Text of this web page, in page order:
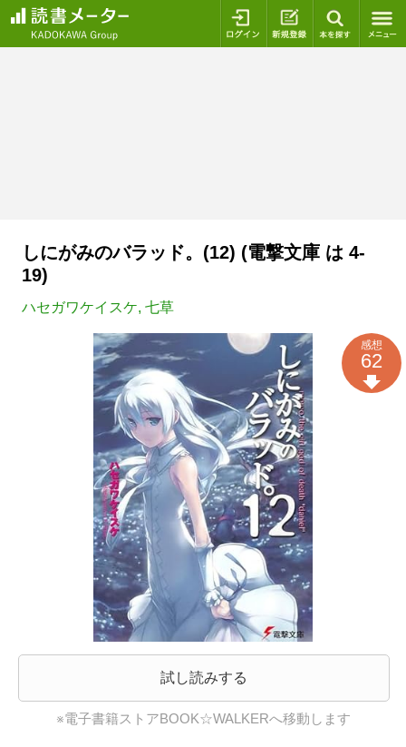
ログイン 新規登録
しにがみのバラッド。(12) (電撃文庫 は 4-
19)
ハセガワケイスケ, 七草
試し読みする
※電子書籍ストアBOOK☆WALKERへ移動します
感想
62